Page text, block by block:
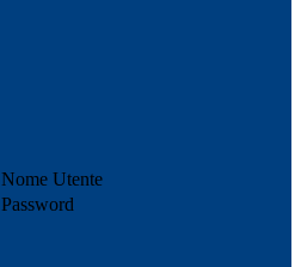
Nome Utente
Password